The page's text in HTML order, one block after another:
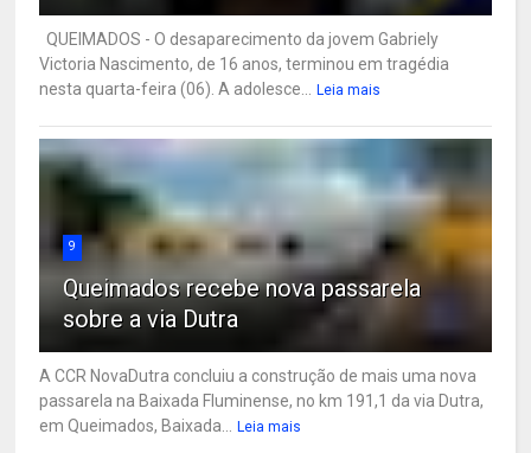
QUEIMADOS - O desaparecimento da jovem Gabriely
Victoria Nascimento, de 16 anos, terminou em tragédia
nesta quarta-feira (06). A adolesce...
Leia mais
9
Queimados recebe nova passarela
sobre a via Dutra
A CCR NovaDutra concluiu a construção de mais uma nova
passarela na Baixada Fluminense, no km 191,1 da via Dutra,
em Queimados, Baixada...
Leia mais